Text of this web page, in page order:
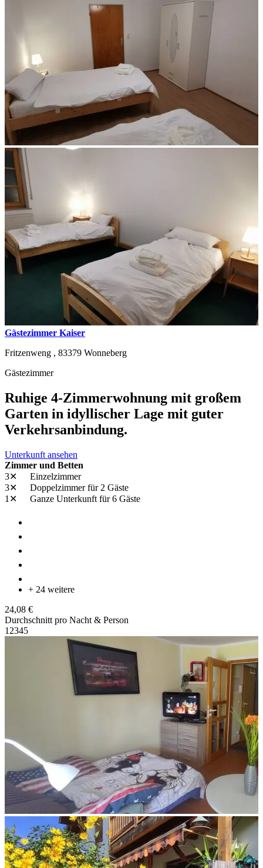
Gästezimmer Kaiser
Fritzenweng , 83379 Wonneberg
Gästezimmer
Ruhige 4-Zimmerwohnung mit großem
Garten in idyllischer Lage mit guter
Verkehrsanbindung.
Unterkunft ansehen
Zimmer und Betten
3✕
Einzelzimmer
3✕
Doppelzimmerfür 2 Gäste
1✕
Ganze Unterkunft für 6 Gäste
+ 24 weitere
24,08 €
Durchschnitt pro Nacht & Person
1 2345